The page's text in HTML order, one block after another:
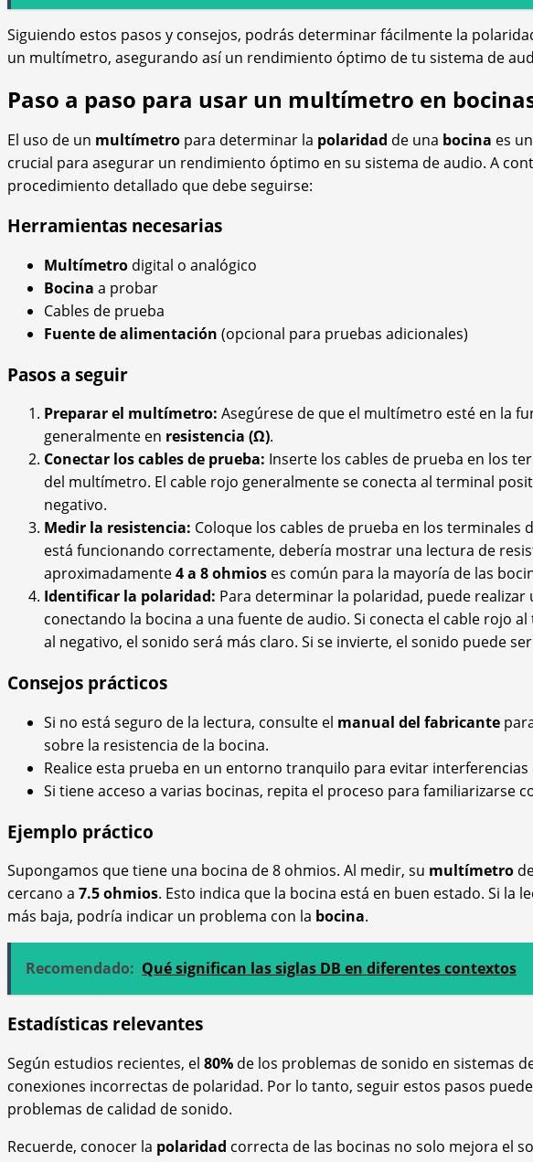
Siguiendo estos pasos y consejos, podrás determinar fácilmente la
un multímetro, asegurando así un rendimiento óptimo de tu sistema de
Paso a paso para usar un multímetro en
El uso de un multímetro para determinar la polaridad de una bocina es
crucial para asegurar un rendimiento óptimo en su sistema de audio. A
procedimiento detallado que debe seguirse:
Herramientas necesarias
Multímetro digital o analógico
Bocina a probar
Cables de prueba
Fuente de alimentación (opcional para pruebas adicionales)
Pasos a seguir
Preparar el multímetro: Asegúrese de que el multímetro esté en la
generalmente en resistencia (Ω).
Conectar los cables de prueba: Inserte los cables de prueba en los
del multímetro. El cable rojo generalmente se conecta al terminal
negativo.
Medir la resistencia: Coloque los cables de prueba en los terminales
está funcionando correctamente, debería mostrar una lectura de
aproximadamente4 a 8 ohmios es común para la mayoría de las
Identificar la polaridad: Para determinar la polaridad, puede realizar
conectando la bocina a una fuente de audio. Si conecta el cable rojo
al negativo, el sonido será más claro. Si se invierte, el sonido puede
Consejos prácticos
Si no está seguro de la lectura, consulte el manual del fabricante
sobre la resistencia de la bocina.
Realice esta prueba en un entorno tranquilo para evitar interferencias
Si tiene acceso a varias bocinas, repita el proceso para familiarizarse
Ejemplo práctico
Supongamos que tiene una bocina de 8 ohmios. Al medir, su multímetro
cercano a 7.5 ohmios. Esto indica que la bocina está en buen estado. Si la
más baja, podría indicar un problema con la bocina.
Recomendado: Qué significan las siglas DB en diferentes contextos
Estadísticas relevantes
Según estudios recientes, el 80% de los problemas de sonido en sistemas
conexiones incorrectas de polaridad. Por lo tanto, seguir estos pasos
problemas de calidad de sonido.
Recuerde, conocer la polaridad correcta de las bocinas no solo mejora el